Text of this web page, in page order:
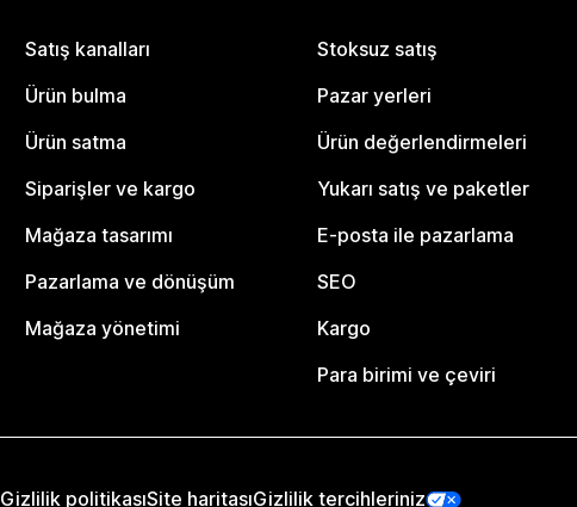
Satış kanalları
Ürün bulma
Ürün satma
Siparişler ve kargo
Mağaza tasarımı
Pazarlama ve dönüşüm
Mağaza yönetimi
Stoksuz satış
Pazar yerleri
Ürün değerlendirmeleri
Yukarı satış ve paketler
E-posta ile pazarlama
SEO
Kargo
Para birimi ve çeviri
Gizlilik politikasıSite haritasıGizlilik tercihleriniz